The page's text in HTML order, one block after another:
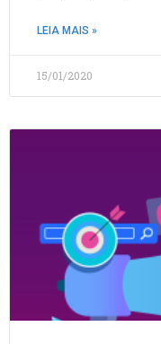
LEIA MAIS »
15/01/2020